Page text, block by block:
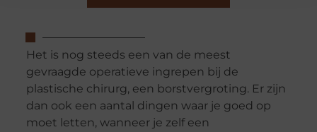
Het is nog steeds een van de meest
gevraagde operatieve ingrepen bij de
plastische chirurg, een borstvergroting. Er zijn
dan ook een aantal dingen waar je goed op
moet letten, wanneer je zelf een